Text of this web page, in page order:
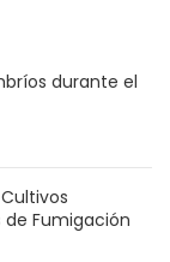
durante el
Fumigación